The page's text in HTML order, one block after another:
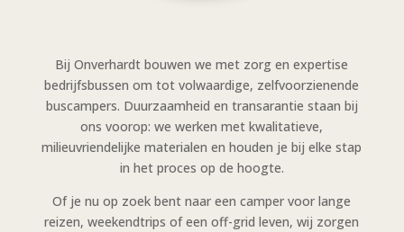
Bij Onverhardt bouwen we met zorg en expertise
bedrijfsbussen om tot volwaardige, zelfvoorzienende
buscampers. Duurzaamheid en transarantie staan bij
ons voorop: we werken met kwalitatieve,
milieuvriendelijke materialen en houden je bij elke stap
in het proces op de hoogte.
Of je nu op zoek bent naar een camper voor lange
reizen, weekendtrips of een off-grid leven, wij zorgen